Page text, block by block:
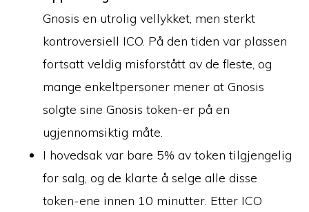
Gnosis en utrolig vellykket, men sterkt
kontroversiell ICO. På den tiden var plassen
fortsatt veldig misforstått av de fleste, og
mange enkeltpersoner mener at Gnosis
solgte sine Gnosis token-er på en
ugjennomsiktig måte.
I hovedsak var bare 5% av token tilgjengelig
for salg, og de klarte å selge alle disse
token-ene innen 10 minutter. Etter ICO